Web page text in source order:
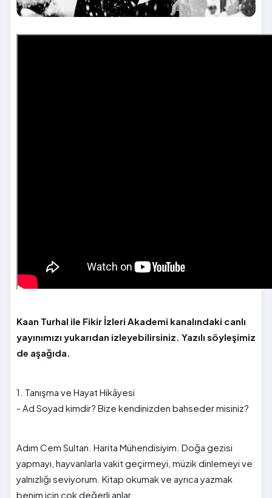
Kaan Turhal ile Fikir İzleri Akademi kanalındaki canlı
yayınımızı yukarıdan izleyebilirsiniz. Yazılı söyleşimiz
de aşağıda.
1. Tanışma ve Hayat Hikâyesi
- Ad Soyad kimdir? Bize kendinizden bahseder misiniz?
Adım Cem Sultan. Harita Mühendisiyim. Doğa gezisi
yapmayı, hayvanlarla vakit geçirmeyi, müzik dinlemeyi ve
yalnızlığı seviyorum. Kitap okumak ve ayrıca yazmak
benim için çok değerli anlar.